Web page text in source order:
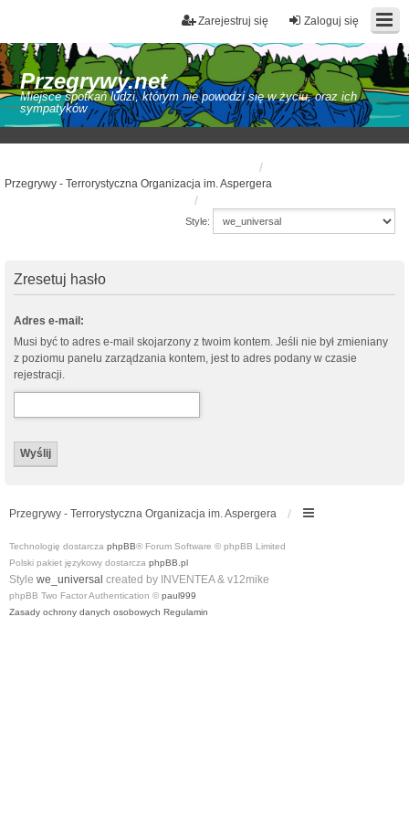
Zaloguj się
Zarejestruj się
Przegrywy.net
Miejsce spotkań ludzi, którym nie powodzi się w życiu, oraz ich
sympatyków
Przegrywy - Terrorystyczna Organizacja im. Aspergera
Style:
Zresetuj hasło
Adres e-mail:
Musi być to adres e-mail skojarzony z twoim kontem. Jeśli nie był zmieniany
z poziomu panelu zarządzania kontem, jest to adres podany w czasie
rejestracji.
Przegrywy - Terrorystyczna Organizacja im. Aspergera
Technologię dostarcza phpBB® Forum Software © phpBB Limited
Polski pakiet językowy dostarcza phpBB.pl
Style we_universal created by INVENTEA & v12mike
phpBB Two Factor Authentication © paul999
Zasady ochrony danych osobowych Regulamin